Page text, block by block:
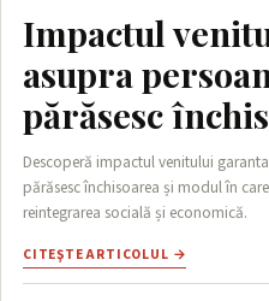
Impactul
asupra
părăsesc
Descoperă impactul venitului
părăsesc închisoarea și modul în
reintegrarea socială și economică.
CITEŞTE ARTICOLUL →